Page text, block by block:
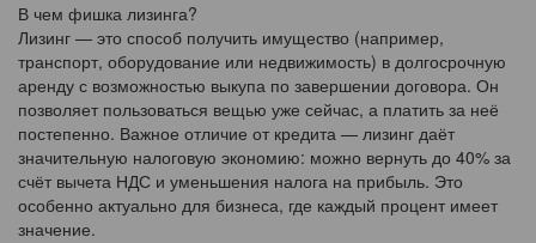
В чем фишка лизинга?
Лизинг — это способ получить имущество (например,
транспорт, оборудование или недвижимость) в долгосрочную
аренду с возможностью выкупа по завершении договора. Он
позволяет пользоваться вещью уже сейчас, а платить за неё
постепенно. Важное отличие от кредита — лизинг даёт
значительную налоговую экономию: можно вернуть до 40% за
счёт вычета НДС и уменьшения налога на прибыль. Это
особенно актуально для бизнеса, где каждый процент имеет
значение.